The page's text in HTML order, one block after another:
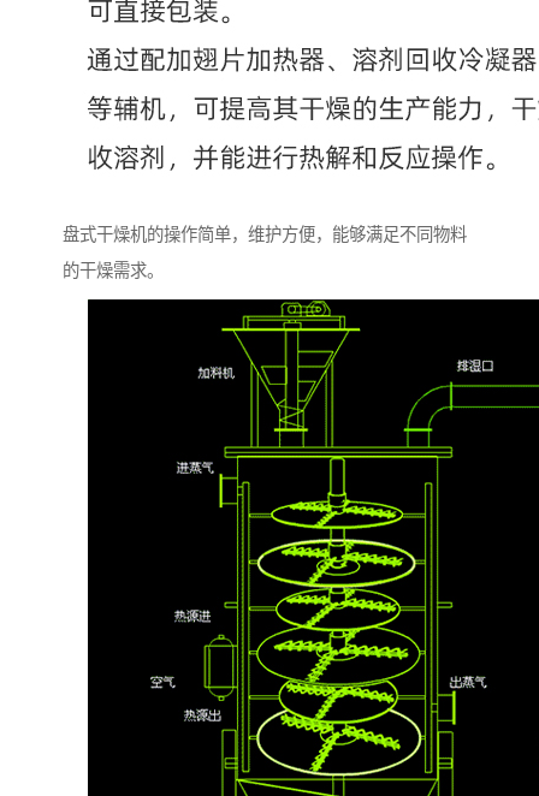
盘式干燥机的操作简单，维护方便，能够满足不同物料
的干燥需求。